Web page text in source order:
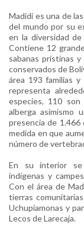
Madidi es una de
del mundo por su
en la diversidad
Contiene 12
sabanas prístinas
conservados de
área 193 familias y
representa
especies, 110 son
alberga asimismo
presencia de 1.466
medida en que
número de
En su interior se
indígenas y
Con el área de
tierras
Uchupiamonas y
Lecos de Larecaja.